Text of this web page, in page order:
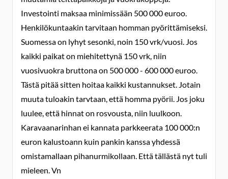
Investointi maksaa minimissään 500 000 euroo.
Henkilökuntaakin tarvitaan homman pyörittämiseksi.
Suomessa on lyhyt sesonki, noin 150 vrk/vuosi. Jos
kaikki paikat on miehitettynä 150 vrk, niin
vuosivuokra bruttona on 500 000 - 600 000 euroo.
Tästä pitää sitten hoitaa kaikki kustannukset. Jotain
muuta tuloakin tarvtaan, että homma pyörii. Jos joku
luulee, että hinnat on rosvousta, niin luulkoon.
Karavaanarinhan ei kannata parkkeerata 100 000:n
euron kalustoann kuin pankin kanssa yhdessä
omistamallaan pihanurmikollaan. Että tällästä nyt tuli
mieleen. Vn